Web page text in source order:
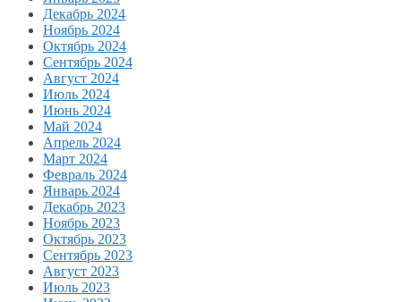
Декабрь 2024
Ноябрь 2024
Октябрь 2024
Сентябрь 2024
Август 2024
Июль 2024
Июнь 2024
Май 2024
Апрель 2024
Март 2024
Февраль 2024
Январь 2024
Декабрь 2023
Ноябрь 2023
Октябрь 2023
Сентябрь 2023
Август 2023
Июль 2023